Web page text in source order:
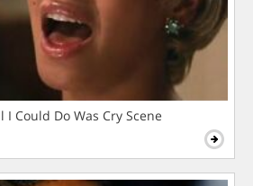
I Could Do Was Cry Scene